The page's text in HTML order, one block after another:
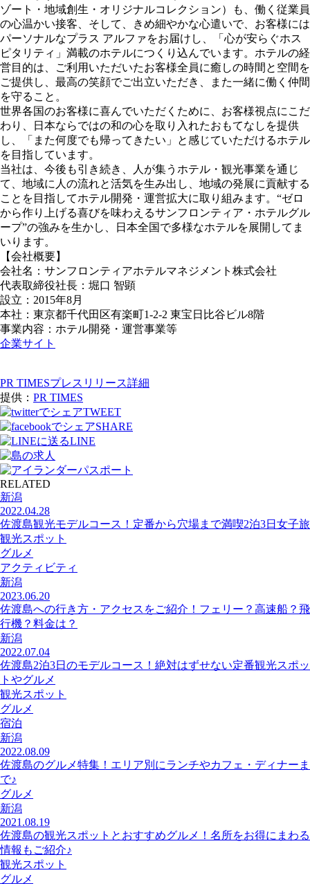
ゾート・地域創生・オリジナルコレクション）も、働く従業員
の⼼温かい接客、そして、きめ細やかな⼼遣いで、お客様には
パーソナルなプラス アルファをお届けし、「⼼が安らぐホス
ピタリティ」満載のホテルにつくり込んでいます。ホテルの経
営⽬的は、ご利⽤いただいたお客様全員に癒しの時間と空間を
ご提供し、最⾼の笑顔でご出立いただき、また⼀緒に働く仲間
を守ること。
世界各国のお客様に喜んでいただくために、お客様視点にこだ
わり、⽇本ならではの和の⼼を取り入れたおもてなしを提供
し、「また何度でも帰ってきたい」と感じていただけるホテル
を目指しています。
当社は、今後も引き続き、⼈が集うホテル・観光事業を通じ
て、地域に人の流れと活気を生み出し、地域の発展に貢献する
ことを目指してホテル開発・運営拡大に取り組みます。“ゼロ
から作り上げる喜びを味わえるサンフロンティア・ホテルグル
ープ”の強みを生かし、日本全国で多様なホテルを展開してま
いります。
【会社概要】
会社名：サンフロンティアホテルマネジメント株式会社
代表取締役社長：堀口 智顕
設立：2015年8月
本社：東京都千代田区有楽町1-2-2 東宝日比谷ビル8階
事業内容：ホテル開発・運営事業等
企業サイト
PR TIMESプレスリリース詳細
提供： PR TIMES
TWEET
SHARE
LINE
RELATED
新潟
2022.04.28
佐渡島観光モデルコース！定番から穴場まで満喫2泊3日女子旅
観光スポット
グルメ
アクティビティ
新潟
2023.06.20
佐渡島への行き方・アクセスをご紹介！フェリー？高速船？飛
行機？料金は？
新潟
2022.07.04
佐渡島2泊3日のモデルコース！絶対はずせない定番観光スポッ
トやグルメ
観光スポット
グルメ
宿泊
新潟
2022.08.09
佐渡島のグルメ特集！エリア別にランチやカフェ・ディナーま
で♪
グルメ
新潟
2021.08.19
佐渡島の観光スポットとおすすめグルメ！名所をお得にまわる
情報もご紹介♪
観光スポット
グルメ